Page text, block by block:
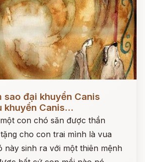
sao đại khuyển Canis
khuyển Canis...
con chó săn được thần
cho con trai mình là vua
này sinh ra với một thiên mệnh